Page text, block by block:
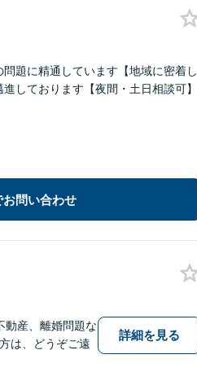
題に精通しています【地域に密着し
しております【夜間・土日相談可】
お問い合わせ
動産、離婚問題な
は、どうぞご遠
詳細を見る